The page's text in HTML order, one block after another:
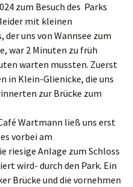
zum Besuch des Parks
mit kleinen
der uns von Wannsee zum
war 2 Minuten zu früh
warten mussten. Zuerst
in Klein-Glienicke, die uns
zur Brücke zum
Wartmann ließ uns erst
vorbei am
riesige Anlage zum Schloss
wird- durch den Park. Ein
Brücke und die vornehmen